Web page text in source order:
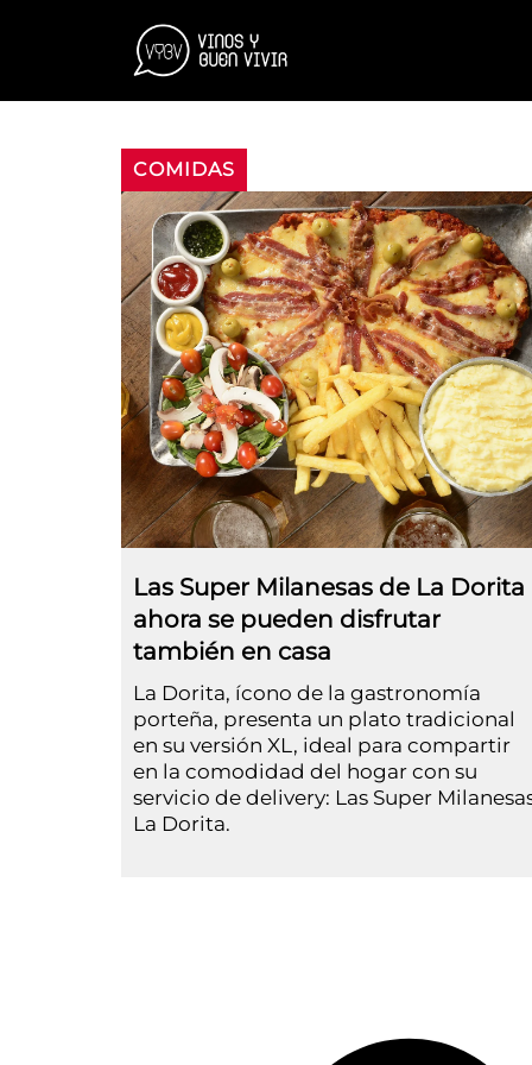
COMIDAS
Las Super Milanesas de La Dorita
ahora se pueden disfrutar
también en casa
La Dorita, ícono de la gastronomía
porteña, presenta un plato tradicional
en su versión XL, ideal para compartir
en la comodidad del hogar con su
servicio de delivery: Las Super
La Dorita.